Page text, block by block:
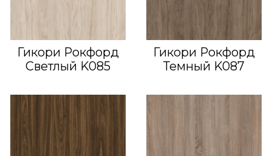
Гикори Рокфорд
Светлый K085
Гикори Рокфорд
Темный K087